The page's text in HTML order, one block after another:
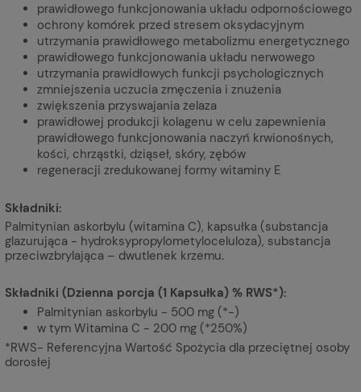
prawidłowego funkcjonowania układu odpornościowego
ochrony komórek przed stresem oksydacyjnym
utrzymania prawidłowego metabolizmu energetycznego
prawidłowego funkcjonowania układu nerwowego
utrzymania prawidłowych funkcji psychologicznych
zmniejszenia uczucia zmęczenia i znużenia
zwiększenia przyswajania żelaza
prawidłowej produkcji kolagenu w celu zapewnienia
prawidłowego funkcjonowania naczyń krwionośnych,
kości, chrząstki, dziąseł, skóry, zębów
regeneracji zredukowanej formy witaminy E
Składniki:
Palmitynian askorbylu (witamina C), kapsułka (substancja
glazurująca - hydroksypropylometyloceluloza), substancja
przeciwzbrylająca – dwutlenek krzemu.
Składniki (Dzienna porcja (1 Kapsułka) % RWS*):
Palmitynian askorbylu - 500 mg (*-)
w tym Witamina C - 200 mg (*250%)
*RWS- Referencyjna Wartość Spożycia dla przeciętnej osoby
dorosłej